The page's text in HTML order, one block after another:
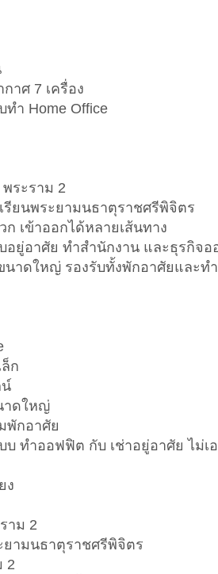
าศ 7 เครื่อง
ทำ Home Office
ระราม 2
รียนพระยามนธาตุราชศรีพิจิตร
ก เข้าออกได้หลายเส้นทาง
อยู่อาศัย ทำสำนักงาน และธุรกิจอ
าดใหญ่ รองรับทั้งพักอาศัยและท
ก
าดใหญ่
พักอาศัย
บ ทำออฟฟิต กับ เช่าอยู่อาศัย ไม่เ
ง
าม 2
ยามนธาตุราชศรีพิจิตร
2